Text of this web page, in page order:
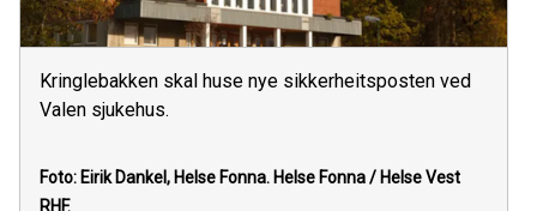
Kringlebakken skal huse nye sikkerheitsposten ved
Valen sjukehus.
Foto: Eirik Dankel, Helse Fonna. Helse Fonna / Helse Vest
RHF.